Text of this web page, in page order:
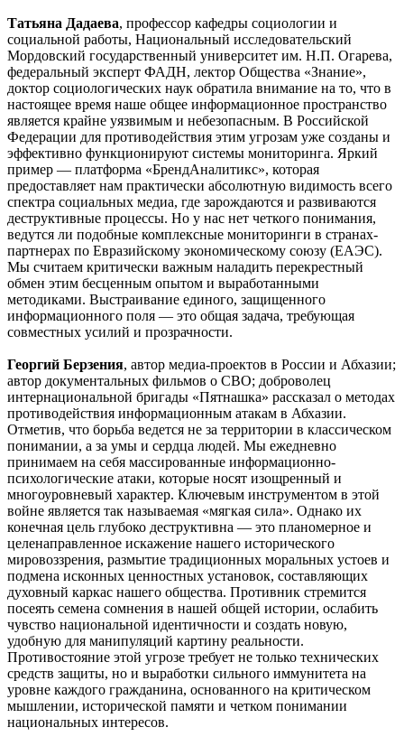
Татьяна Дадаева, профессор кафедры социологии и
социальной работы, Национальный исследовательский
Мордовский государственный университет им. Н.П. Огарева,
федеральный эксперт ФАДН, лектор Общества «Знание»,
доктор социологических наук обратила внимание на то, что в
настоящее время наше общее информационное пространство
является крайне уязвимым и небезопасным. В Российской
Федерации для противодействия этим угрозам уже созданы и
эффективно функционируют системы мониторинга. Яркий
пример — платформа «БрендАналитикс», которая
предоставляет нам практически абсолютную видимость всего
спектра социальных медиа, где зарождаются и развиваются
деструктивные процессы. Но у нас нет четкого понимания,
ведутся ли подобные комплексные мониторинги в странах-
партнерах по Евразийскому экономическому союзу (ЕАЭС).
Мы считаем критически важным наладить перекрестный
обмен этим бесценным опытом и выработанными
методиками. Выстраивание единого, защищенного
информационного поля — это общая задача, требующая
совместных усилий и прозрачности.
Георгий Берзения, автор медиа-проектов в России и Абхазии;
автор документальных фильмов о СВО; доброволец
интернациональной бригады «Пятнашка» рассказал о методах
противодействия информационным атакам в Абхазии.
Отметив, что борьба ведется не за территории в классическом
понимании, а за умы и сердца людей. Мы ежедневно
принимаем на себя массированные информационно-
психологические атаки, которые носят изощренный и
многоуровневый характер. Ключевым инструментом в этой
войне является так называемая «мягкая сила». Однако их
конечная цель глубоко деструктивна — это планомерное и
целенаправленное искажение нашего исторического
мировоззрения, размытие традиционных моральных устоев и
подмена исконных ценностных установок, составляющих
духовный каркас нашего общества. Противник стремится
посеять семена сомнения в нашей общей истории, ослабить
чувство национальной идентичности и создать новую,
удобную для манипуляций картину реальности.
Противостояние этой угрозе требует не только технических
средств защиты, но и выработки сильного иммунитета на
уровне каждого гражданина, основанного на критическом
мышлении, исторической памяти и четком понимании
национальных интересов.